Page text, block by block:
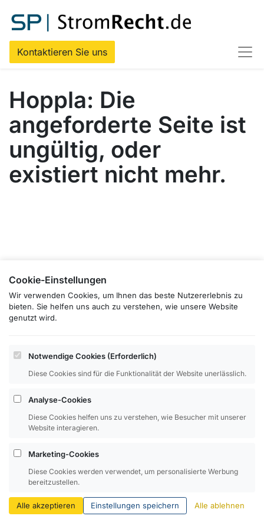
Kontaktieren Sie uns
Hoppla: Die
angeforderte Seite ist
ungültig, oder
existiert nicht mehr.
Datenschutz
Copyright © SP Legal GmbH
Cookie-Einstellungen
Wir verwenden Cookies, um Ihnen das beste Nutzererlebnis zu
bieten. Sie helfen uns auch zu verstehen, wie unsere Website
genutzt wird.
Notwendige Cookies (Erforderlich)
Diese Cookies sind für die Funktionalität der Website unerlässlich.
Analyse-Cookies
Diese Cookies helfen uns zu verstehen, wie Besucher mit unserer
Website interagieren.
Marketing-Cookies
Diese Cookies werden verwendet, um personalisierte Werbung
bereitzustellen.
Alle akzeptieren Einstellungen speichern Alle ablehnen